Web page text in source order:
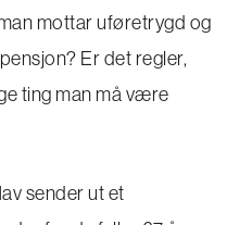
mottar uføretrygd og
Er det regler,
ting man må være
sender ut et